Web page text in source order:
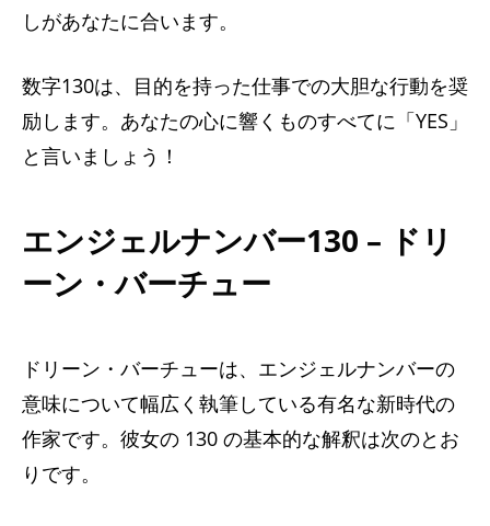
しがあなたに合います。
数字130は、目的を持った仕事での大胆な行動を奨
励します。あなたの心に響くものすべてに「YES」
と言いましょう！
エンジェルナンバー130 – ドリ
ーン・バーチュー
ドリーン・バーチューは、エンジェルナンバーの
意味について幅広く執筆している有名な新時代の
作家です。彼女の 130 の基本的な解釈は次のとお
りです。